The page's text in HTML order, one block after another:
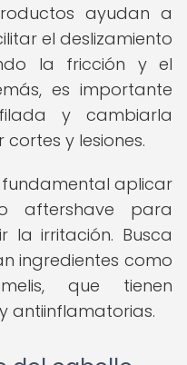
ayudan a
el deslizamiento
la fricción y el
es importante
y cambiarla
y lesiones.
fundamental aplicar
aftershave para
la irritación. Busca
ingredientes como
que tienen
antiinflamatorias.